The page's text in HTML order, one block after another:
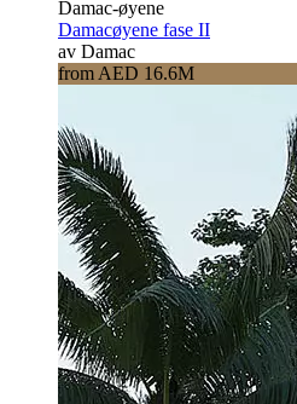
Damac-øyene
Damacøyene fase II
av Damac
from AED 16.6M